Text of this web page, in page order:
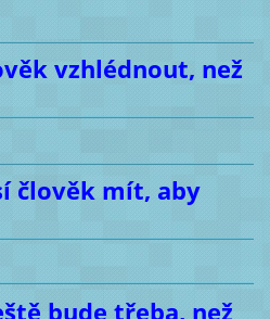
vzhlédnout, než
člověk mít, aby
bude třeba, než